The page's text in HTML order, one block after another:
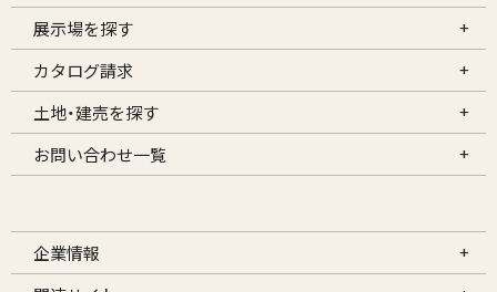
展示場を探す
カタログ請求
土地・建売を探す
お問い合わせ一覧
企業情報